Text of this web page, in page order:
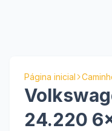
Página inicial
24.220